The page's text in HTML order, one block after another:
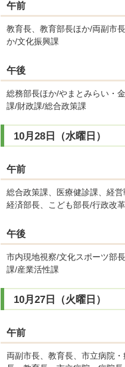
午前
教育長、教育部長ほか/両副市
か/文化振興課
午後
総務部長ほか/やまとみらい・
課/財政課/総合政策課
10月28日（水曜日）
午前
総合政策課、医療健診課、経
経済部長、こども部長/行政改
午後
市内現地視察/文化スポーツ部
課/産業活性課
10月27日（火曜日）
午前
両副市長、教育長、市立病院